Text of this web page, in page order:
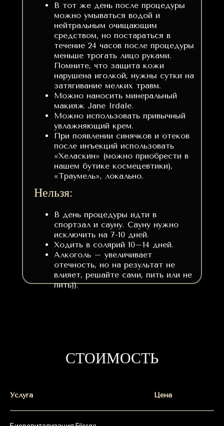
В тот же день после процедуры
можно умываться водой и
нейтральным очищающим
средством, но постараться в
течение 24 часов после процедуры
меньше трогать лицо руками.
Помните, что защита кожи
нарушена иголкой, нужны сутки на
затягивание мелких травм.
Можно наносить минеральный
макияж Jane Irdale.
Можно использовать привычный
увлажняющий крем.
При появлении синячков и отеков
после инъекций использовать
«Хеласкин» (можно приобрести в
нашем бутике космецевтики),
«Траумель», локально.
В день процедуры идти в
спортзал и сауну. Сауну нужно
исключить на 7-10 дней.
Ходить в солярий 10–14 дней.
Алкоголь – увеличивает
отечность, но на результат не
влияет, решайте сами, пить или не
пить)).
Нельзя:
СТОИМОСТЬ
Услуга Цена